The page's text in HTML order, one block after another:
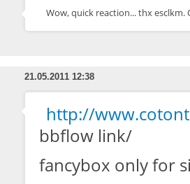
Wow, quick reaction... thx
21.05.2011 12:38
http://
bbflow link/
fancybox only for